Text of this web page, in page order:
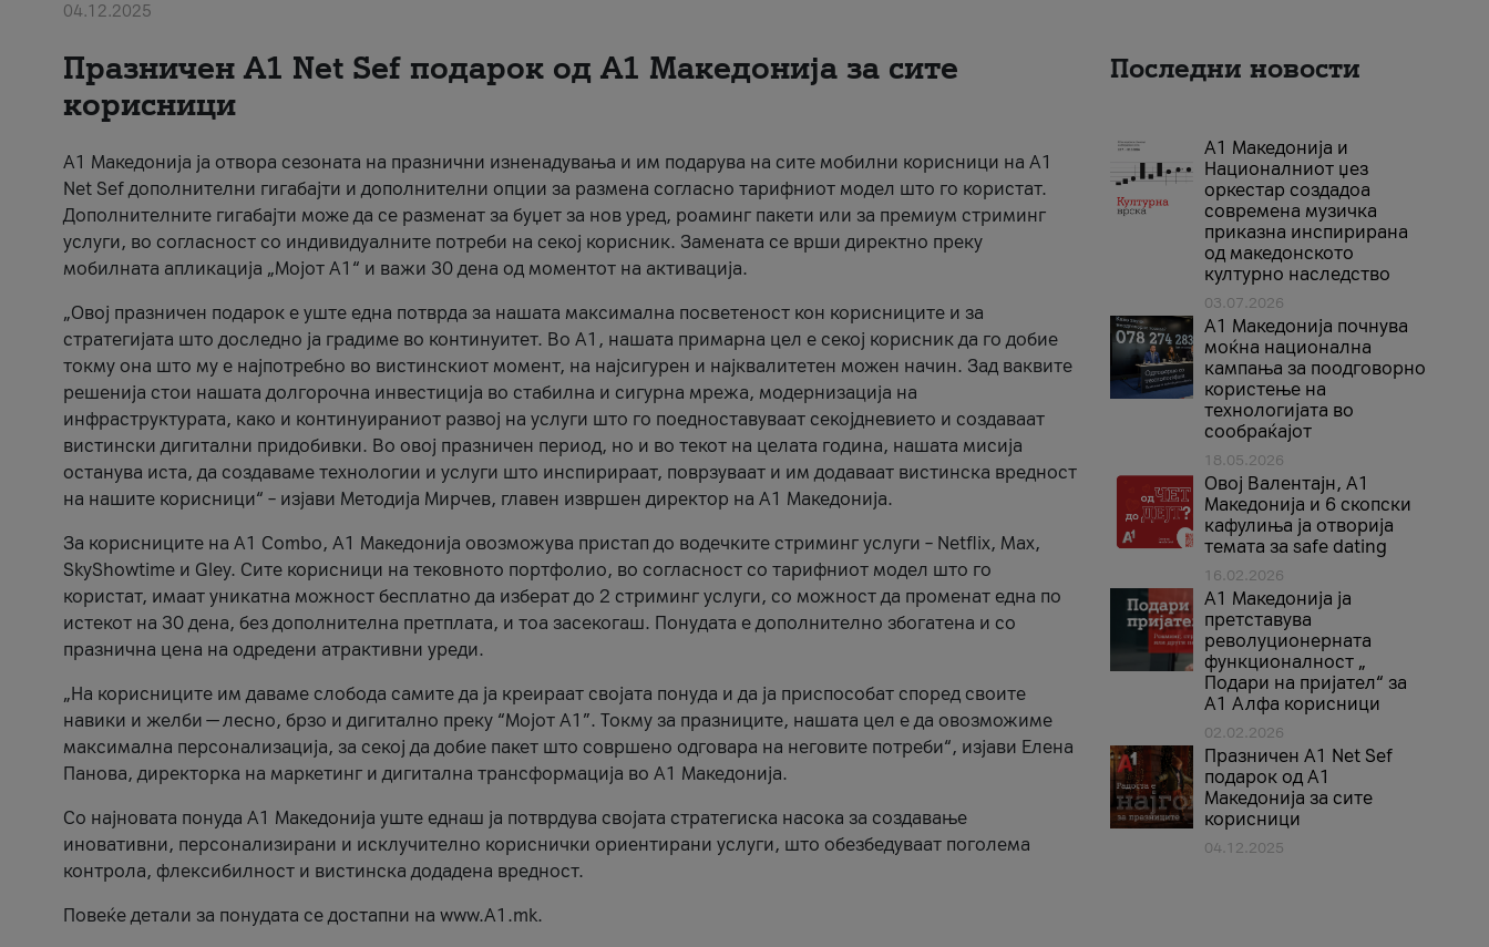
04.12.2025
Празничен A1 Net Sеf подарок од А1 Македонија за сите
корисници
А1 Македонија ја отвора сезоната на празнични изненадувања и им подарува на сите мобилни корисници на A1
Net Sef дополнителни гигабајти и дополнителни опции за размена согласно тарифниот модел што го користат.
Дополнителните гигабајти може да се разменат за буџет за нов уред, роаминг пакети или за премиум стриминг
услуги, во согласност со индивидуалните потреби на секој корисник. Замената се врши директно преку
мобилната апликација „Мојот А1“ и важи 30 дена од моментот на активација.
„Овој празничен подарок е уште една потврда за нашата максимална посветеност кон корисниците и за
стратегијата што доследно ја градиме во континуитет. Во А1, нашата примарна цел е секој корисник да го добие
токму она што му е најпотребно во вистинскиот момент, на најсигурен и најквалитетен можен начин. Зад ваквите
решенија стои нашата долгорочна инвестиција во стабилна и сигурна мрежа, модернизација на
инфраструктурата, како и континуираниот развој на услуги што го поедноставуваат секојдневието и создаваат
вистински дигитални придобивки. Во овој празничен период, но и во текот на целата година, нашата мисија
останува иста, да создаваме технологии и услуги што инспирираат, поврзуваат и им додаваат вистинска вредност
на нашите корисници“ – изјави Методија Мирчев, главен извршен директор на А1 Македонија.
За корисниците на A1 Combo, А1 Македонија овозможува пристап до водечките стриминг услуги – Netflix, Max,
SkyShowtime и Gley. Сите корисници на тековното портфолио, во согласност со тарифниот модел што го
користат, имаат уникатна можност бесплатно да изберат до 2 стриминг услуги, со можност да променат една по
истекот на 30 дена, без дополнителна претплата, и тоа засекогаш. Понудата е дополнително збогатена и со
празнична цена на одредени атрактивни уреди.
„На корисниците им даваме слобода самите да ја креираат својата понуда и да ја приспособат според своите
навики и желби — лесно, брзо и дигитално преку “Мојот А1”. Токму за празниците, нашата цел е да овозможиме
максимална персонализација, за секој да добие пакет што совршено одговара на неговите потреби“, изјави Елена
Панова, директорка на маркетинг и дигитална трансформација во А1 Македонија.
Со најновата понуда А1 Македонија уште еднаш ја потврдува својата стратегиска насока за создавање
иновативни, персонализирани и исклучително кориснички ориентирани услуги, што обезбедуваат поголема
контрола, флексибилност и вистинска додадена вредност.
Повеќе детали за понудата се достапни на www.А1.mk.
Последни новости
А1 Македонија и
Националниот џез
оркестар создадоа
современа музичка
приказна инспирирана
од македонското
културно наследство
03.07.2026
A1 Македонија почнува
моќна национална
кампања за поодговорно
користење на
технологијата во
сообраќајот
18.05.2026
Овој Валентајн, A1
Македонија и 6 скопски
кафулиња ја отворија
темата за safe dating
16.02.2026
А1 Македонија ја
претставува
револуционерната
функционалност „
Подари на пријател“ за
А1 Алфа корисници
02.02.2026
Празничен A1 Net Sеf
подарок од А1
Македонија за сите
корисници
04.12.2025